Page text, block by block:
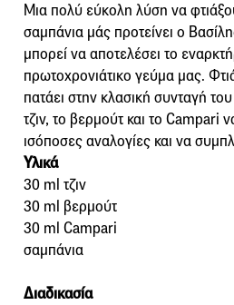
Μια πολύ εύκολη λύση να
σαμπάνια μάς προτείνει ο
μπορεί να αποτελέσει το
πρωτοχρονιάτικο γεύμα μας.
πατάει στην κλασική συνταγή
τζιν, το βερμούτ και το Campari
ισόποσες αναλογίες και να
Υλικά
30 ml τζιν
30 ml βερμούτ
30 ml Campari
σαμπάνια
Διαδικασία